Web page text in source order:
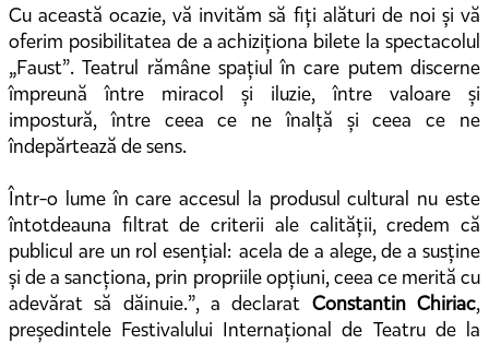
Cu această ocazie, vă invităm să fiți alături de noi și vă
oferim posibilitatea de a achiziționa bilete la spectacolul
„Faust”. Teatrul rămâne spațiul în care putem discerne
împreună între miracol și iluzie, între valoare și
impostură, între ceea ce ne înalță și ceea ce ne
îndepărtează de sens.
Într-o lume în care accesul la produsul cultural nu este
întotdeauna filtrat de criterii ale calității, credem că
publicul are un rol esențial: acela de a alege, de a susține
și de a sancționa, prin propriile opțiuni, ceea ce merită cu
adevărat să dăinuie.”, a declarat Constantin Chiriac,
președintele Festivalului Internațional de Teatru de la